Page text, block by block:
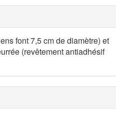
font 7,5 cm de diamètre) et
(revêtement antiadhésif